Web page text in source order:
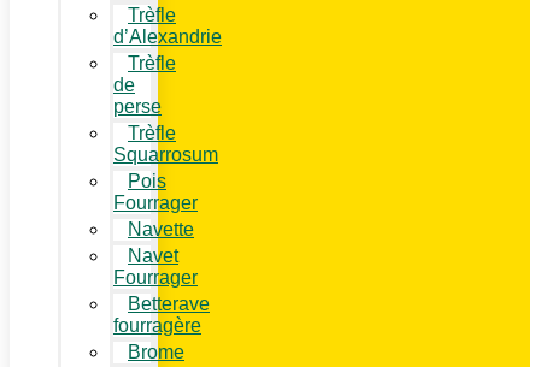
Trèfle
d’Alexandrie
Trèfle
de
perse
Trèfle
Squarrosum
Pois
Fourrager
Navette
Navet
Fourrager
Betterave
fourragère
Brome